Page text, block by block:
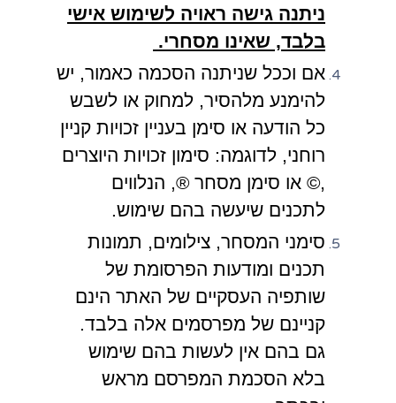
ניתנה גישה ראויה לשימוש אישי
בלבד, שאינו מסחרי.
אם וככל שניתנה הסכמה כאמור, יש
להימנע מלהסיר, למחוק או לשבש
כל הודעה או סימן בעניין זכויות קניין
רוחני, לדוגמה: סימון זכויות היוצרים
,© או סימן מסחר ®, הנלווים
לתכנים שיעשה בהם שימוש.
סימני המסחר, צילומים, תמונות
תכנים ומודעות הפרסומת של
שותפיה העסקיים של האתר הינם
קניינם של מפרסמים אלה בלבד.
גם בהם אין לעשות בהם שימוש
בלא הסכמת המפרסם מראש